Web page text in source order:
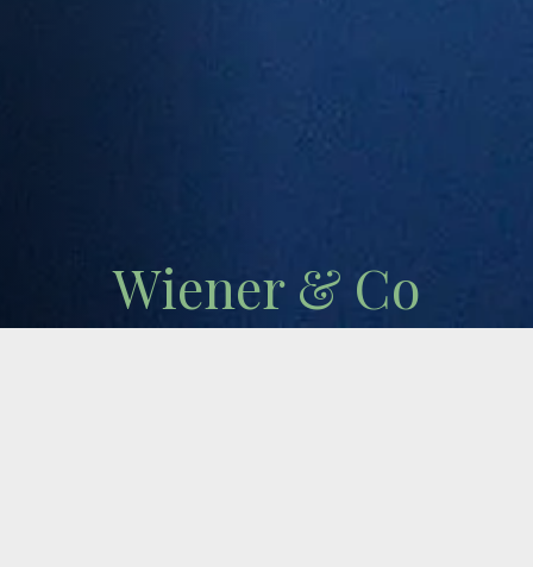
Wiener & Co